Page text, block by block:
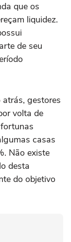
que os
liquidez.
de seu
gestores
volta de
casas
Não existe
desta
do objetivo